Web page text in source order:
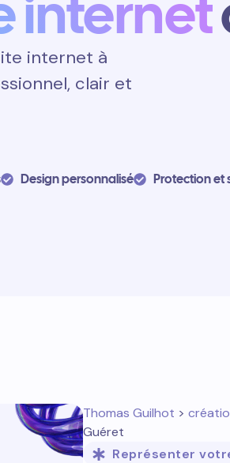
internet à
clair et
Design personnalisé Protection et
Thomas Guilhot >
Guéret
Représenter